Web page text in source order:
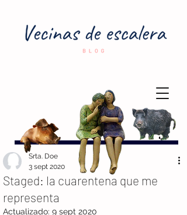
Staged: la cuarentena que me
representa
Srta. Doe
3 sept 2020
Actualizado: 9 sept 2020